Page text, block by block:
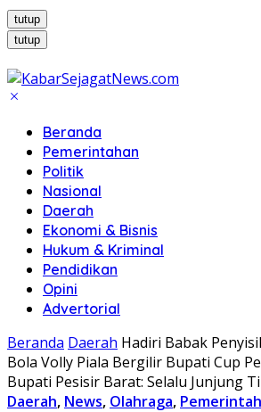
tutup
tutup
Beranda
Pemerintahan
Politik
Nasional
Daerah
Ekonomi & Bisnis
Hukum & Kriminal
Pendidikan
Opini
Advertorial
Beranda Daerah Hadiri Babak
Bola Volly Piala Bergilir Bupati Cup
Bupati Pesisir Barat: Selalu Junjung
Daerah, News, Olahraga,